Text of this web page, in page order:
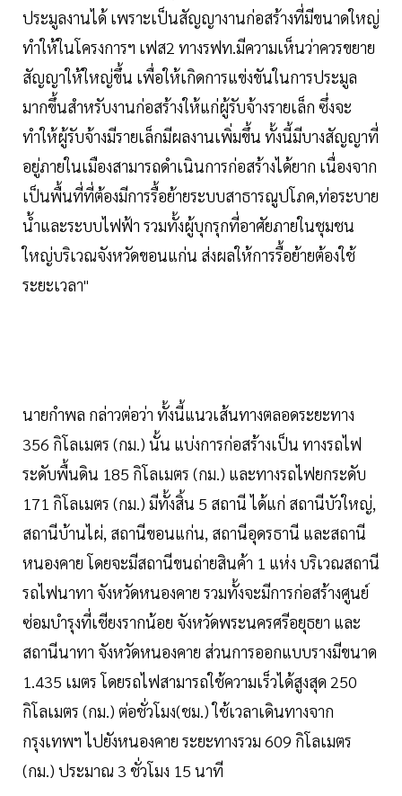
ประมูลงานได้ เพราะเป็นสัญญางานก่อสร้างที่มีขนาดใหญ่
ทำให้ในโครงการฯ เฟส2 ทางรฟท.มีความเห็นว่าควรขยาย
สัญญาให้ใหญ่ขึ้น เพื่อให้เกิดการแข่งขันในการประมูล
มากขึ้นสำหรับงานก่อสร้างให้แก่ผู้รับจ้างรายเล็ก ซึ่งจะ
ทำให้ผู้รับจ้างมีรายเล็กมีผลงานเพิ่มขึ้น ทั้งนี้มีบางสัญญาที่
อยู่ภายในเมืองสามารถดำเนินการก่อสร้างได้ยาก เนื่องจาก
เป็นพื้นที่ที่ต้องมีการรื้อย้ายระบบสาธารณูปโภค,ท่อระบาย
น้ำและระบบไฟฟ้า รวมทั้งผู้บุกรุกที่อาศัยภายในชุมชน
ใหญ่บริเวณจังหวัดขอนแก่น ส่งผลให้การรื้อย้ายต้องใช้
ระยะเวลา"
นายกำพล กล่าวต่อว่า ทั้งนี้แนวเส้นทางตลอดระยะทาง
356 กิโลเมตร (กม.) นั้น แบ่งการก่อสร้างเป็น ทางรถไฟ
ระดับพื้นดิน 185 กิโลเมตร (กม.) และทางรถไฟยกระดับ
171 กิโลเมตร (กม.) มีทั้งสิ้น 5 สถานี ได้แก่ สถานีบัวใหญ่,
สถานีบ้านไผ่, สถานีขอนแก่น, สถานีอุดรธานี และสถานี
หนองคาย โดยจะมีสถานีขนถ่ายสินค้า 1 แห่ง บริเวณสถานี
รถไฟนาทา จังหวัดหนองคาย รวมทั้งจะมีการก่อสร้างศูนย์
ซ่อมบำรุงที่เชียงรากน้อย จังหวัดพระนครศรีอยุธยา และ
สถานีนาทา จังหวัดหนองคาย ส่วนการออกแบบรางมีขนาด
1.435 เมตร โดยรถไฟสามารถใช้ความเร็วได้สูงสุด 250
กิโลเมตร (กม.) ต่อชั่วโมง(ชม.) ใช้เวลาเดินทางจาก
กรุงเทพฯ ไปยังหนองคาย ระยะทางรวม 609 กิโลเมตร
(กม.) ประมาณ 3 ชั่วโมง 15 นาที